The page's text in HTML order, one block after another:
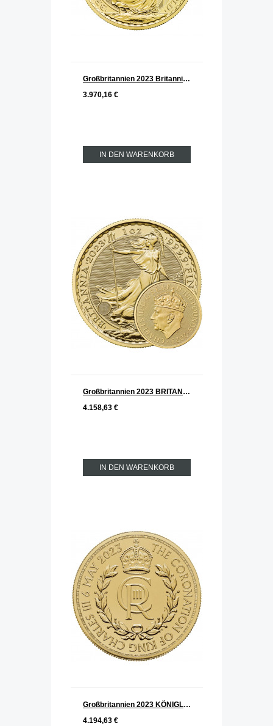
Großbritannien 2023 Britannia ELISABETH 1 oz Gold
3.970,16 €
IN DEN WARENKORB
Großbritannien 2023 BRITANNIA KRÖNUNG CHARLES III. Gold 1 oz
4.158,63 €
IN DEN WARENKORB
Großbritannien 2023 KÖNIGLICHES MONOGRAMM CHARLES III. Gold 1 oz
4.194,63 €